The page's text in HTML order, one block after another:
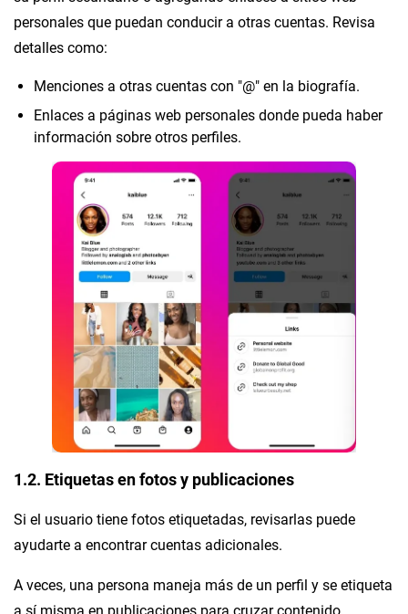
personales que puedan conducir a otras cuentas. Revisa
detalles como:
Menciones a otras cuentas con "@" en la biografía.
Enlaces a páginas web personales donde pueda haber
información sobre otros perfiles.
1.2. Etiquetas en fotos y publicaciones
Si el usuario tiene fotos etiquetadas, revisarlas puede
ayudarte a encontrar cuentas adicionales.
A veces, una persona maneja más de un perfil y se etiqueta